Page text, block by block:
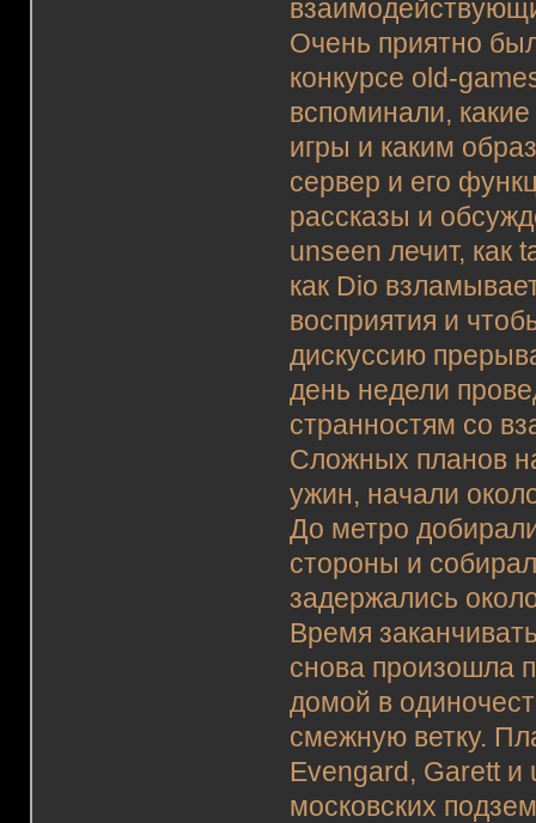
Очень приятно
конкурсе old-
вспоминали,
игры и каким
сервер и его
рассказы и
unseen лечит, как
как Dio
восприятия и
дискуссию
день недели
странностям со
Сложных планов
ужин, начали
До метро
стороны и
задержались
Время
снова произошла
домой в
смежную ветку.
Evengard, Garett
московских